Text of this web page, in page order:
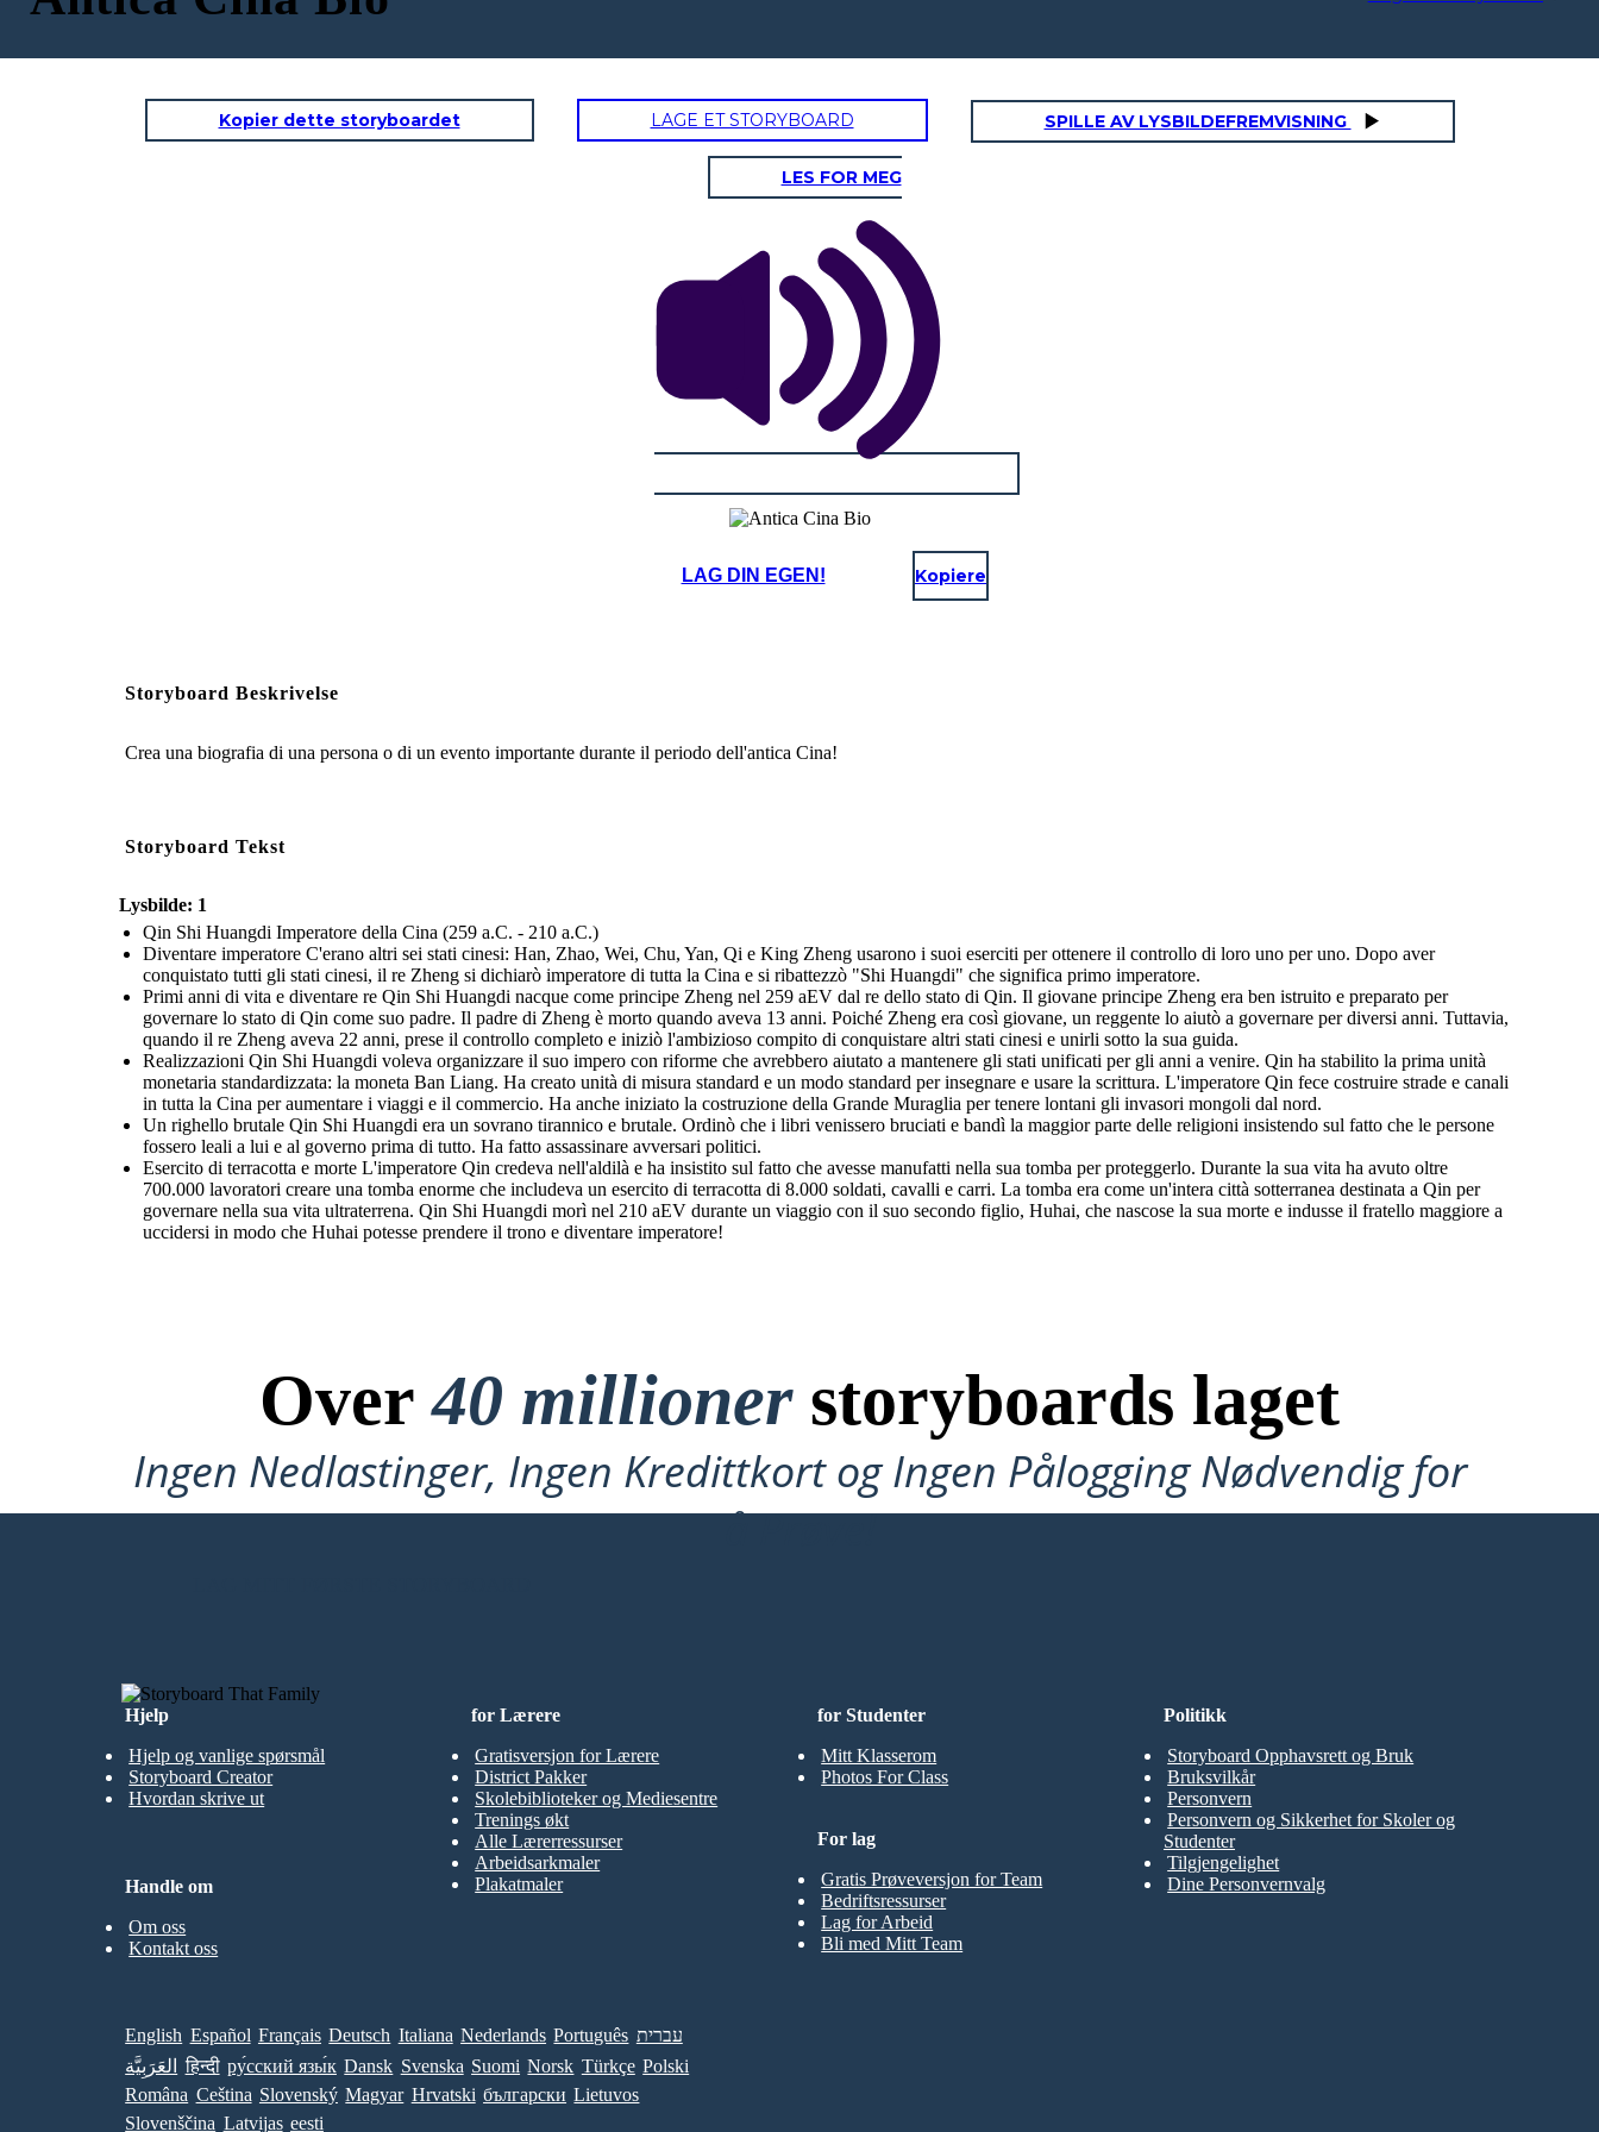
Kopier dette storyboardet LAGE ET STORYBOARD SPILLE AV LYSBILDEFREMVISNING
LES FOR MEG
LAG DIN EGEN! Kopiere
Storyboard Beskrivelse
Crea una biografia di una persona o di un evento importante durante il periodo dell'antica Cina!
Storyboard Tekst
Lysbilde: 1
Qin Shi Huangdi Imperatore della Cina (259 a.C. - 210 a.C.)
Diventare imperatore C'erano altri sei stati cinesi: Han, Zhao, Wei, Chu, Yan, Qi e King Zheng usarono i suoi eserciti per ottenere il controllo di loro uno per uno. Dopo aver
conquistato tutti gli stati cinesi, il re Zheng si dichiarò imperatore di tutta la Cina e si ribattezzò "Shi Huangdi" che significa primo imperatore.
Primi anni di vita e diventare re Qin Shi Huangdi nacque come principe Zheng nel 259 aEV dal re dello stato di Qin. Il giovane principe Zheng era ben istruito e preparato per
governare lo stato di Qin come suo padre. Il padre di Zheng è morto quando aveva 13 anni. Poiché Zheng era così giovane, un reggente lo aiutò a governare per diversi anni. Tuttavia,
quando il re Zheng aveva 22 anni, prese il controllo completo e iniziò l'ambizioso compito di conquistare altri stati cinesi e unirli sotto la sua guida.
Realizzazioni Qin Shi Huangdi voleva organizzare il suo impero con riforme che avrebbero aiutato a mantenere gli stati unificati per gli anni a venire. Qin ha stabilito la prima unità
monetaria standardizzata: la moneta Ban Liang. Ha creato unità di misura standard e un modo standard per insegnare e usare la scrittura. L'imperatore Qin fece costruire strade e canali
in tutta la Cina per aumentare i viaggi e il commercio. Ha anche iniziato la costruzione della Grande Muraglia per tenere lontani gli invasori mongoli dal nord.
Un righello brutale Qin Shi Huangdi era un sovrano tirannico e brutale. Ordinò che i libri venissero bruciati e bandì la maggior parte delle religioni insistendo sul fatto che le persone
fossero leali a lui e al governo prima di tutto. Ha fatto assassinare avversari politici.
Esercito di terracotta e morte L'imperatore Qin credeva nell'aldilà e ha insistito sul fatto che avesse manufatti nella sua tomba per proteggerlo. Durante la sua vita ha avuto oltre
700.000 lavoratori creare una tomba enorme che includeva un esercito di terracotta di 8.000 soldati, cavalli e carri. La tomba era come un'intera città sotterranea destinata a Qin per
governare nella sua vita ultraterrena. Qin Shi Huangdi morì nel 210 aEV durante un viaggio con il suo secondo figlio, Huhai, che nascose la sua morte e indusse il fratello maggiore a
uccidersi in modo che Huhai potesse prendere il trono e diventare imperatore!
Over40 millionerstoryboards laget
Ingen Nedlastinger, Ingen Kredittkort og Ingen Pålogging Nødvendig for
å Prøve!
Hjelp
Hjelp og vanlige spørsmål
Storyboard Creator
Hvordan skrive ut
for Studenter
Mitt Klasserom
Photos For Class
for Lærere
Gratisversjon for Lærere
District Pakker
Skolebiblioteker og Mediesentre
Trenings økt
Alle Lærerressurser
Arbeidsarkmaler
Plakatmaler
For lag
Gratis Prøveversjon for Team
Bedriftsressurser
Lag for Arbeid
Bli med Mitt Team
Handle om
Om oss
Kontakt oss
Politikk
Storyboard Opphavsrett og Bruk
Bruksvilkår
Personvern
Personvern og Sikkerhet for Skoler og
Studenter
Tilgjengelighet
Dine Personvernvalg
English Español Français Deutsch Italiana Nederlands Português עברית
العَرَبِيَّة
हिन्दी ру́сский язы́к Dansk Svenska Suomi Norsk Türkçe Polski
Româna Ceština Slovenský Magyar Hrvatski български Lietuvos
Slovenščina Latvijas eesti